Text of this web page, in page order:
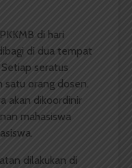
di hari
di dua tempat
seratus
satu orang dosen.
akan dikoordinir
mahasiswa
dilakukan di